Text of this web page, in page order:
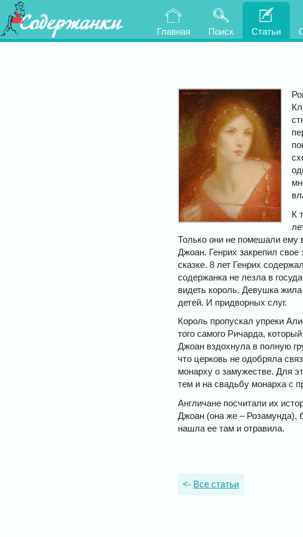
Содержанки Главная Поиск Статьи
К
Только они не помешали ему
Джоан. Генрих закрепил
сказке. 8 лет Генрих
содержанка не лезла в
видеть король. Девушка
детей. И придворных слуг.
Король пропускал упреки
того самого Ричарда,
Джоан вздохнула в полную
что церковь не одобряла
монарху о замужестве. Для
тем и на свадьбу монарха с
Англичане посчитали их
Джоан (она же – Розамунда),
нашла ее там и отравила.
<- Все статьи